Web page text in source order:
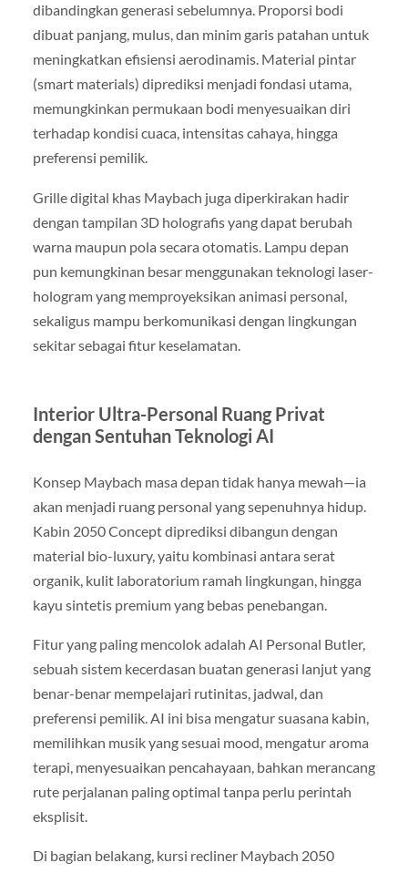
dibandingkan generasi sebelumnya. Proporsi bodi
dibuat panjang, mulus, dan minim garis patahan untuk
meningkatkan efisiensi aerodinamis. Material pintar
(smart materials) diprediksi menjadi fondasi utama,
memungkinkan permukaan bodi menyesuaikan diri
terhadap kondisi cuaca, intensitas cahaya, hingga
preferensi pemilik.
Grille digital khas Maybach juga diperkirakan hadir
dengan tampilan 3D holografis yang dapat berubah
warna maupun pola secara otomatis. Lampu depan
pun kemungkinan besar menggunakan teknologi laser-
hologram yang memproyeksikan animasi personal,
sekaligus mampu berkomunikasi dengan lingkungan
sekitar sebagai fitur keselamatan.
Interior Ultra-Personal Ruang Privat
dengan Sentuhan Teknologi AI
Konsep Maybach masa depan tidak hanya mewah—ia
akan menjadi ruang personal yang sepenuhnya hidup.
Kabin 2050 Concept diprediksi dibangun dengan
material bio-luxury, yaitu kombinasi antara serat
organik, kulit laboratorium ramah lingkungan, hingga
kayu sintetis premium yang bebas penebangan.
Fitur yang paling mencolok adalah AI Personal Butler,
sebuah sistem kecerdasan buatan generasi lanjut yang
benar-benar mempelajari rutinitas, jadwal, dan
preferensi pemilik. AI ini bisa mengatur suasana kabin,
memilihkan musik yang sesuai mood, mengatur aroma
terapi, menyesuaikan pencahayaan, bahkan merancang
rute perjalanan paling optimal tanpa perlu perintah
eksplisit.
Di bagian belakang, kursi recliner Maybach 2050